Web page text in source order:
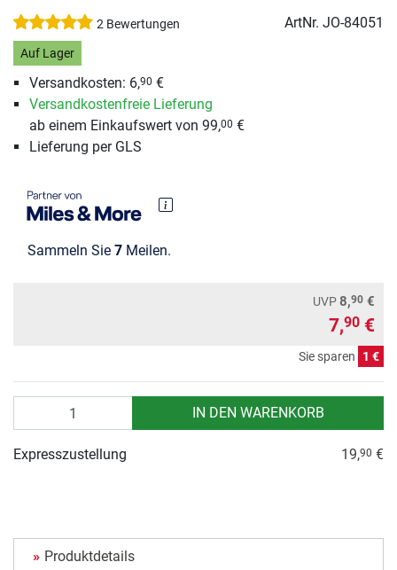
2 Bewertungen ArtNr. JO-84051
Auf Lager
Versandkosten: 6,90 €
Versandkostenfreie Lieferung
ab einem Einkaufswert von 99,00 €
Lieferung per GLS
Sammeln Sie 7 Meilen.
UVP8,90 €
7,90 €
Sie sparen 1 €
IN DEN WARENKORB
Expresszustellung 19,90 €
Produktdetails